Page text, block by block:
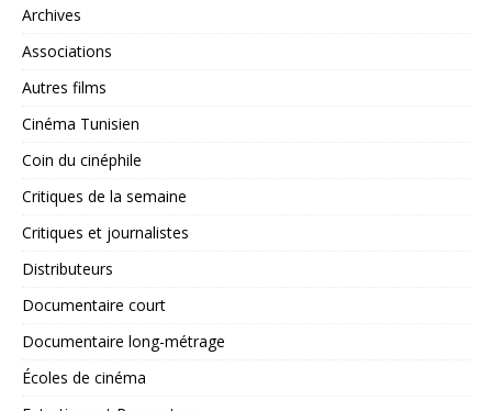
Archives
Associations
Autres films
Cinéma Tunisien
Coin du cinéphile
Critiques de la semaine
Critiques et journalistes
Distributeurs
Documentaire court
Documentaire long-métrage
Écoles de cinéma